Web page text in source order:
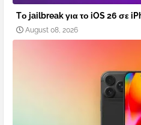
Tο jailbreak για το iOS 26 σε
August 08, 2026